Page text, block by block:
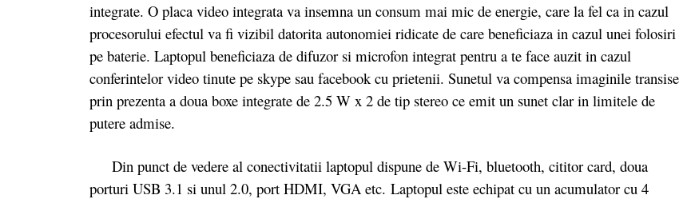
integrate. O placa video integrata va insemna un consum mai mic de energie, care la fel ca in cazul
procesorului efectul va fi vizibil datorita autonomiei ridicate de care beneficiaza in cazul unei folosiri
pe baterie. Laptopul beneficiaza de difuzor si microfon integrat pentru a te face auzit in cazul
conferintelor video tinute pe skype sau facebook cu prietenii. Sunetul va compensa imaginile transise
prin prezenta a doua boxe integrate de 2.5 W x 2 de tip stereo ce emit un sunet clar in limitele de
putere admise.
Din punct de vedere al conectivitatii laptopul dispune de Wi-Fi, bluetooth, cititor card, doua
porturi USB 3.1 si unul 2.0, port HDMI, VGA etc. Laptopul este echipat cu un acumulator cu 4